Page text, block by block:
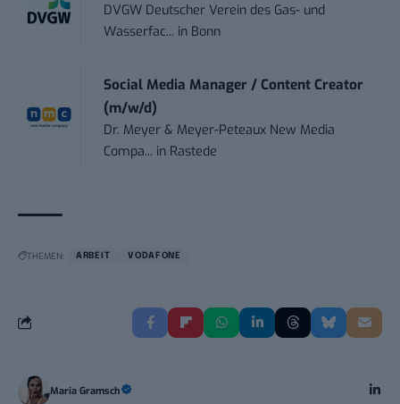
DVGW Deutscher Verein des Gas- und
Wasserfac... in Bonn
Social Media Manager / Content Creator
(m/w/d)
Dr. Meyer & Meyer-Peteaux New Media
Compa... in Rastede
THEMEN: ARBEIT VODAFONE
Maria Gramsch